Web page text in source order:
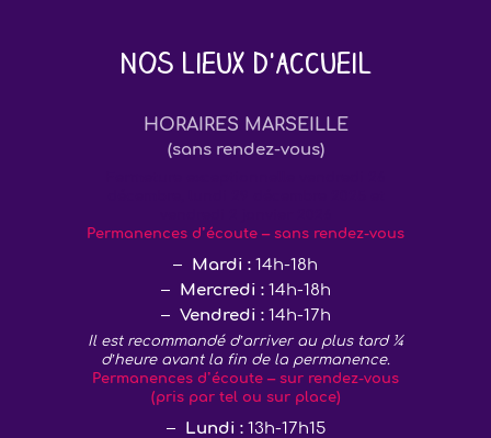
Nos lieux d'accueil
HORAIRES MARSEILLE
(sans rendez-vous)
Permanences d’écoute – sans rendez-vous
Mardi : 14h-18h
Mercredi :14h-18h
Vendredi :14h-17h
Il est recommandé d’arriver au plus tard ¼
d’heure avant la fin de la permanence.
Permanences d’écoute – sur rendez-vous
(pris par tel ou sur place)
Lundi :13h-17h15